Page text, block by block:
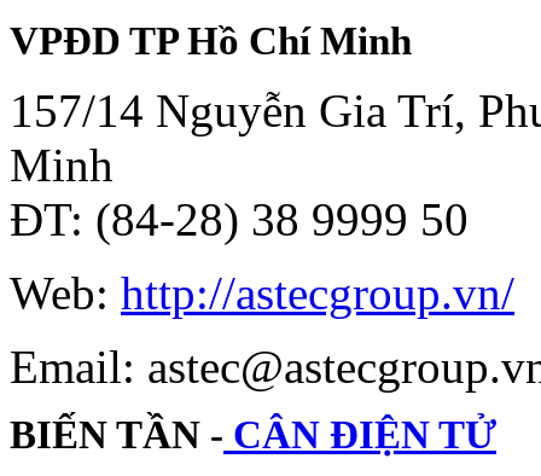
VPĐD TP Hồ Chí Minh
157/14 Nguyễn Gia Trí,
Minh
ĐT: (84-28) 38 9999 50
Web: http://astecgroup.vn/
Email:
BIẾN TẦN - CÂN ĐIỆN TỬ